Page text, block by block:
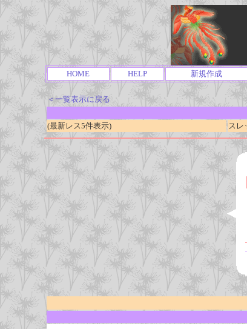
HOME HELP 新規作成
＜一覧表示に戻る
(最新レス5件表示)
スレ